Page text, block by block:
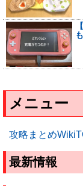
メニュー
攻略まとめ
最新情報